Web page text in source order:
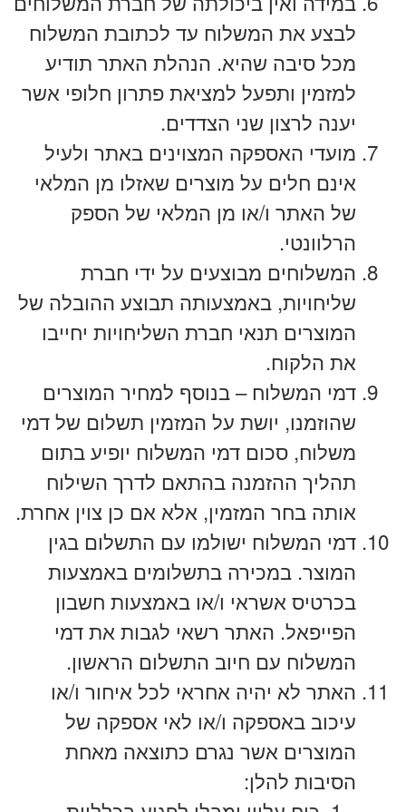
לבצע את המשלוח עד לכתובת המשלוח
מכל סיבה שהיא. הנהלת האתר תודיע
למזמין ותפעל למציאת פתרון חלופי אשר
יענה לרצון שני הצדדים.
מועדי האספקה המצוינים באתר ולעיל
אינם חלים על מוצרים שאזלו מן המלאי
של האתר ו/או מן המלאי של הספק
הרלוונטי.
המשלוחים מבוצעים על ידי חברת
שליחויות, באמצעותה תבוצע ההובלה של
המוצרים תנאי חברת השליחויות יחייבו
את הלקוח.
דמי המשלוח – בנוסף למחיר המוצרים
שהוזמנו, יושת על המזמין תשלום של דמי
משלוח, סכום דמי המשלוח יופיע בתום
תהליך ההזמנה בהתאם לדרך השילוח
אותה בחר המזמין, אלא אם כן צוין אחרת.
דמי המשלוח ישולמו עם התשלום בגין
המוצר. במכירה בתשלומים באמצעות
בכרטיס אשראי ו/או באמצעות חשבון
הפייפאל. האתר רשאי לגבות את דמי
המשלוח עם חיוב התשלום הראשון.
האתר לא יהיה אחראי לכל איחור ו/או
עיכוב באספקה ו/או לאי אספקה של
המוצרים אשר נגרם כתוצאה מאחת
הסיבות להלן: